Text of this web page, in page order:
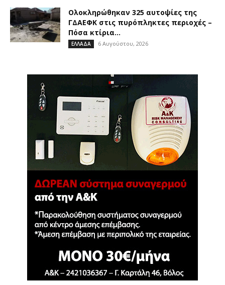
Ολοκληρώθηκαν 325 αυτοψίες της
ΓΔΑΕΦΚ στις πυρόπληκτες περιοχές –
Πόσα κτίρια...
ΕΛΛΑΔΑ 6 Αυγούστου, 2026